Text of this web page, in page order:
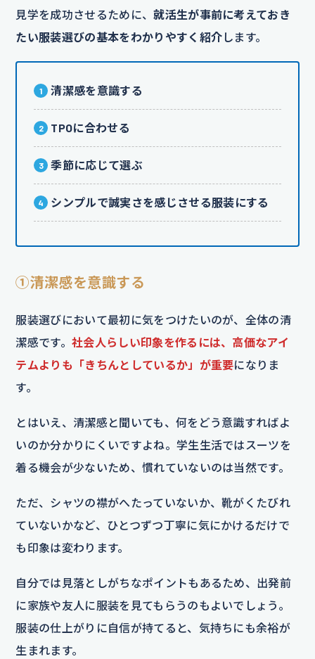
見学を成功させるために、就活生が事前に考えておき
たい服装選びの基本をわかりやすく紹介 します。
清潔感を意識する
TPOに合わせる
季節に応じて選ぶ
シンプルで誠実さを感じさせる服装にする
①清潔感を意識する
服装選びにおいて最初に気をつけたいのが、全体の清
潔感です。 社会人らしい印象を作るには、高価なアイ
テムよりも「きちんとしているか」が重要になりま
す。
とはいえ、清潔感と聞いても、何をどう意識すればよ
いのか分かりにくいですよね。学生生活ではスーツを
着る機会が少ないため、慣れていないのは当然です。
ただ、シャツの襟がへたっていないか、靴がくたびれ
ていないかなど、ひとつずつ丁寧に気にかけるだけで
も印象は変わります。
自分では見落としがちなポイントもあるため、出発前
に家族や友人に服装を見てもらうのもよいでしょう。
服装の仕上がりに自信が持てると、気持ちにも余裕が
生まれます。